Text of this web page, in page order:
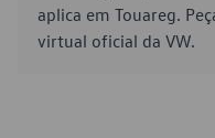
aplica em Touareg.
virtual oficial da VW.